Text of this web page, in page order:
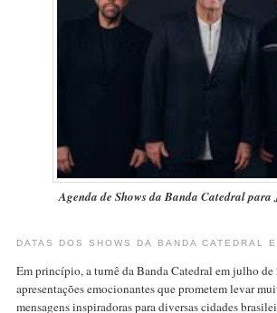
Agenda de Shows da Banda Catedral para
DATAS DOS SHOWS DA BANDA CATEDRAL
Em princípio, a turnê da Banda Catedral em julho de
apresentações emocionantes que prometem levar
mensagens inspiradoras para diversas cidades